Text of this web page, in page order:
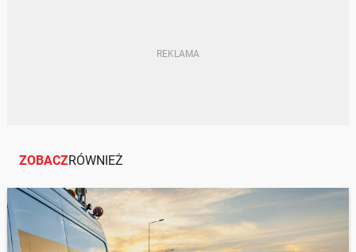
ZOBACZRÓWNIEŻ